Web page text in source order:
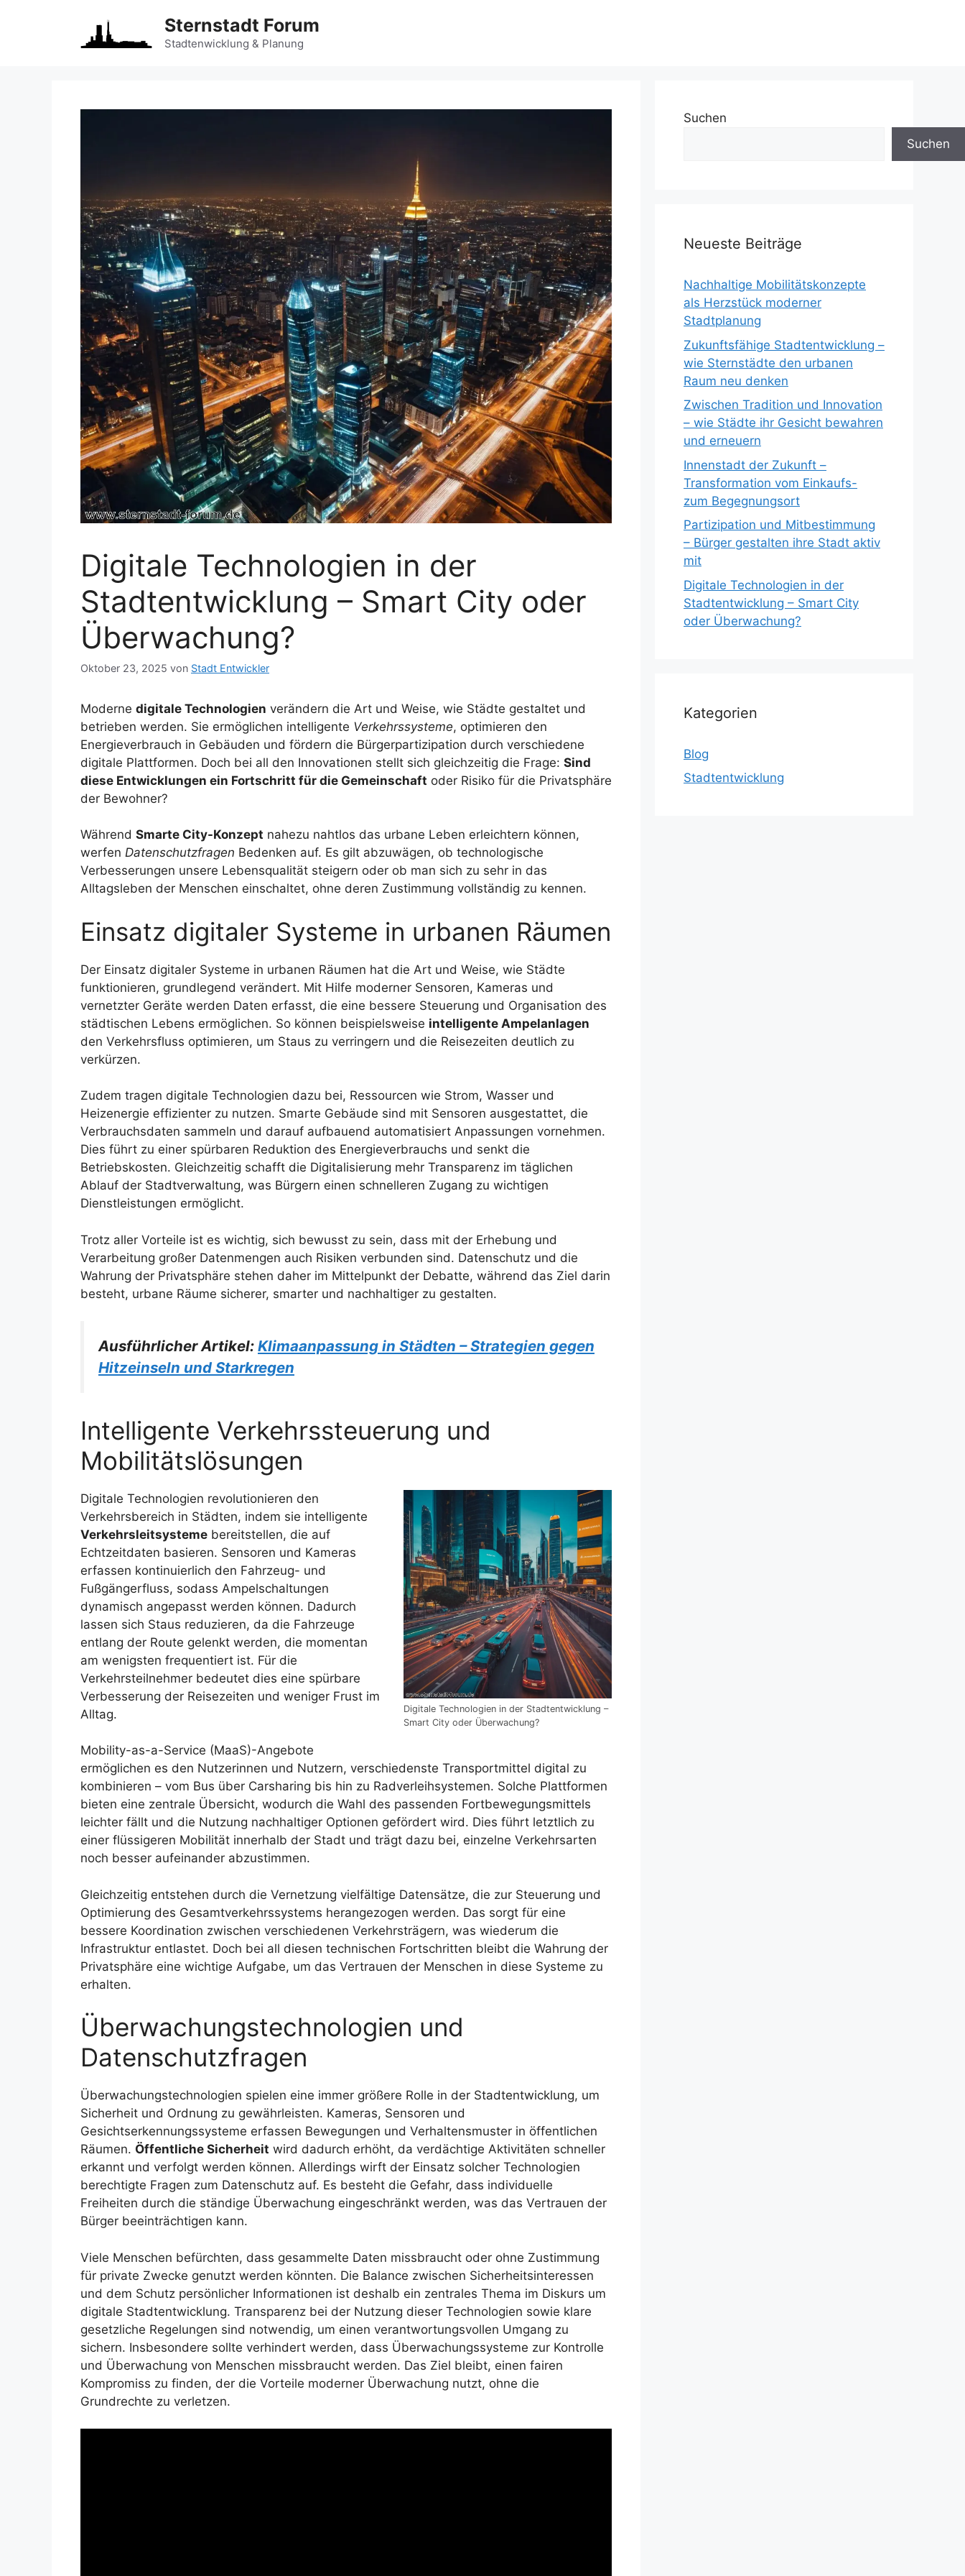
Sternstadt Forum
Stadtenwicklung & Planung
Digitale Technologien in der
Stadtentwicklung – Smart City oder
Überwachung?
Oktober 23, 2025 von Stadt Entwickler
Moderne digitale Technologien verändern die Art und Weise, wie Städte gestaltet und
betrieben werden. Sie ermöglichen intelligente Verkehrssysteme, optimieren den
Energieverbrauch in Gebäuden und fördern die Bürgerpartizipation durch verschiedene
digitale Plattformen. Doch bei all den Innovationen stellt sich gleichzeitig die Frage: Sind
diese Entwicklungen ein Fortschritt für die Gemeinschaft oder Risiko für die Privatsphäre
der Bewohner?
Während Smarte City-Konzept nahezu nahtlos das urbane Leben erleichtern können,
werfen Datenschutzfragen Bedenken auf. Es gilt abzuwägen, ob technologische
Verbesserungen unsere Lebensqualität steigern oder ob man sich zu sehr in das
Alltagsleben der Menschen einschaltet, ohne deren Zustimmung vollständig zu kennen.
Einsatz digitaler Systeme in urbanen Räumen
Der Einsatz digitaler Systeme in urbanen Räumen hat die Art und Weise, wie Städte
funktionieren, grundlegend verändert. Mit Hilfe moderner Sensoren, Kameras und
vernetzter Geräte werden Daten erfasst, die eine bessere Steuerung und Organisation des
städtischen Lebens ermöglichen. So können beispielsweise intelligente Ampelanlagen
den Verkehrsfluss optimieren, um Staus zu verringern und die Reisezeiten deutlich zu
verkürzen.
Zudem tragen digitale Technologien dazu bei, Ressourcen wie Strom, Wasser und
Heizenergie effizienter zu nutzen. Smarte Gebäude sind mit Sensoren ausgestattet, die
Verbrauchsdaten sammeln und darauf aufbauend automatisiert Anpassungen vornehmen.
Dies führt zu einer spürbaren Reduktion des Energieverbrauchs und senkt die
Betriebskosten. Gleichzeitig schafft die Digitalisierung mehr Transparenz im täglichen
Ablauf der Stadtverwaltung, was Bürgern einen schnelleren Zugang zu wichtigen
Dienstleistungen ermöglicht.
Trotz aller Vorteile ist es wichtig, sich bewusst zu sein, dass mit der Erhebung und
Verarbeitung großer Datenmengen auch Risiken verbunden sind. Datenschutz und die
Wahrung der Privatsphäre stehen daher im Mittelpunkt der Debatte, während das Ziel darin
besteht, urbane Räume sicherer, smarter und nachhaltiger zu gestalten.
Ausführlicher Artikel: Klimaanpassung in Städten – Strategien gegen
Hitzeinseln und Starkregen
Intelligente Verkehrssteuerung und
Mobilitätslösungen
Digitale Technologien in der Stadtentwicklung –
Smart City oder Überwachung?
Digitale Technologien revolutionieren den
Verkehrsbereich in Städten, indem sie intelligente
Verkehrsleitsysteme bereitstellen, die auf
Echtzeitdaten basieren. Sensoren und Kameras
erfassen kontinuierlich den Fahrzeug- und
Fußgängerfluss, sodass Ampelschaltungen
dynamisch angepasst werden können. Dadurch
lassen sich Staus reduzieren, da die Fahrzeuge
entlang der Route gelenkt werden, die momentan
am wenigsten frequentiert ist. Für die
Verkehrsteilnehmer bedeutet dies eine spürbare
Verbesserung der Reisezeiten und weniger Frust im
Alltag.
Mobility-as-a-Service (MaaS)-Angebote
ermöglichen es den Nutzerinnen und Nutzern, verschiedenste Transportmittel digital zu
kombinieren – vom Bus über Carsharing bis hin zu Radverleihsystemen. Solche Plattformen
bieten eine zentrale Übersicht, wodurch die Wahl des passenden Fortbewegungsmittels
leichter fällt und die Nutzung nachhaltiger Optionen gefördert wird. Dies führt letztlich zu
einer flüssigeren Mobilität innerhalb der Stadt und trägt dazu bei, einzelne Verkehrsarten
noch besser aufeinander abzustimmen.
Gleichzeitig entstehen durch die Vernetzung vielfältige Datensätze, die zur Steuerung und
Optimierung des Gesamtverkehrssystems herangezogen werden. Das sorgt für eine
bessere Koordination zwischen verschiedenen Verkehrsträgern, was wiederum die
Infrastruktur entlastet. Doch bei all diesen technischen Fortschritten bleibt die Wahrung der
Privatsphäre eine wichtige Aufgabe, um das Vertrauen der Menschen in diese Systeme zu
erhalten.
Überwachungstechnologien und
Datenschutzfragen
Überwachungstechnologien spielen eine immer größere Rolle in der Stadtentwicklung, um
Sicherheit und Ordnung zu gewährleisten. Kameras, Sensoren und
Gesichtserkennungssysteme erfassen Bewegungen und Verhaltensmuster in öffentlichen
Räumen. Öffentliche Sicherheit wird dadurch erhöht, da verdächtige Aktivitäten schneller
erkannt und verfolgt werden können. Allerdings wirft der Einsatz solcher Technologien
berechtigte Fragen zum Datenschutz auf. Es besteht die Gefahr, dass individuelle
Freiheiten durch die ständige Überwachung eingeschränkt werden, was das Vertrauen der
Bürger beeinträchtigen kann.
Viele Menschen befürchten, dass gesammelte Daten missbraucht oder ohne Zustimmung
für private Zwecke genutzt werden könnten. Die Balance zwischen Sicherheitsinteressen
und dem Schutz persönlicher Informationen ist deshalb ein zentrales Thema im Diskurs um
digitale Stadtentwicklung. Transparenz bei der Nutzung dieser Technologien sowie klare
gesetzliche Regelungen sind notwendig, um einen verantwortungsvollen Umgang zu
sichern. Insbesondere sollte verhindert werden, dass Überwachungssysteme zur Kontrolle
und Überwachung von Menschen missbraucht werden. Das Ziel bleibt, einen fairen
Kompromiss zu finden, der die Vorteile moderner Überwachung nutzt, ohne die
Grundrechte zu verletzen.
Suchen
Suchen
Neueste Beiträge
Nachhaltige Mobilitätskonzepte
als Herzstück moderner
Stadtplanung
Zukunftsfähige Stadtentwicklung –
wie Sternstädte den urbanen
Raum neu denken
Zwischen Tradition und Innovation
– wie Städte ihr Gesicht bewahren
und erneuern
Innenstadt der Zukunft –
Transformation vom Einkaufs-
zum Begegnungsort
Partizipation und Mitbestimmung
– Bürger gestalten ihre Stadt aktiv
mit
Digitale Technologien in der
Stadtentwicklung – Smart City
oder Überwachung?
Kategorien
Blog
Stadtentwicklung